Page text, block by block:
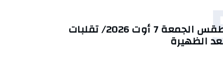
طقس الجمعة 7 أوت 2026/ تقلبات
الظهيرة